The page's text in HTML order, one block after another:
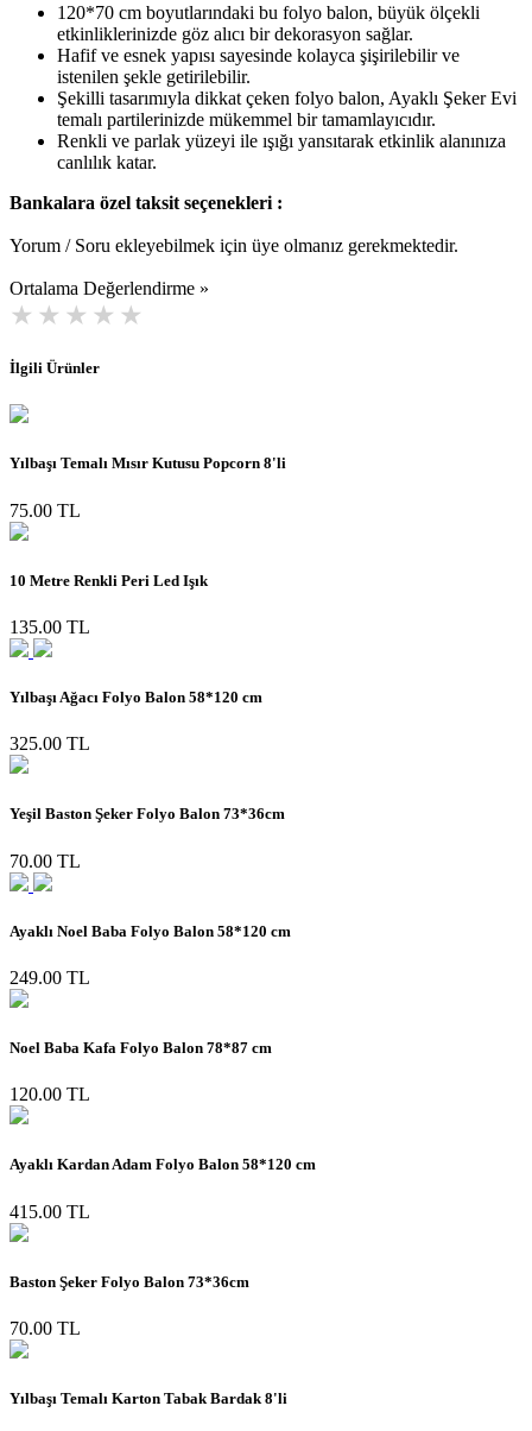
120*70 cm boyutlarındaki bu folyo balon, büyük ölçekli
etkinliklerinizde göz alıcı bir dekorasyon sağlar.
Hafif ve esnek yapısı sayesinde kolayca şişirilebilir ve
istenilen şekle getirilebilir.
Şekilli tasarımıyla dikkat çeken folyo balon, Ayaklı Şeker Evi
temalı partilerinizde mükemmel bir tamamlayıcıdır.
Renkli ve parlak yüzeyi ile ışığı yansıtarak etkinlik alanınıza
canlılık katar.
Bankalara özel taksit seçenekleri :
Yorum / Soru ekleyebilmek için üye olmanız gerekmektedir.
Ortalama Değerlendirme »
İlgili Ürünler
Yılbaşı Temalı Mısır Kutusu Popcorn 8'li
75.00 TL
10 Metre Renkli Peri Led Işık
135.00 TL
Yılbaşı Ağacı Folyo Balon 58*120 cm
325.00 TL
Yeşil Baston Şeker Folyo Balon 73*36cm
70.00 TL
Ayaklı Noel Baba Folyo Balon 58*120 cm
249.00 TL
Noel Baba Kafa Folyo Balon 78*87 cm
120.00 TL
Ayaklı Kardan Adam Folyo Balon 58*120 cm
415.00 TL
Baston Şeker Folyo Balon 73*36cm
70.00 TL
Yılbaşı Temalı Karton Tabak Bardak 8'li